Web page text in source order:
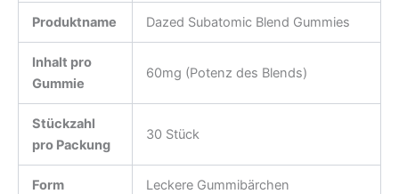
Produktname Dazed Subatomic Blend Gummies
Inhalt pro
Gummie
60mg (Potenz des Blends)
Stückzahl
pro Packung
30 Stück
Form Leckere Gummibärchen